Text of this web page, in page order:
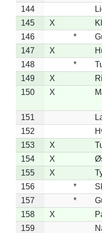
144
145
X
146
*
147
X
148
*
149
X
150
X
151
152
153
X
154
X
155
X
156
*
157
*
158
X
159